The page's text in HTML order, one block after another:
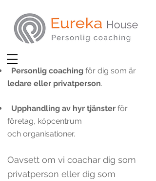
.
Personlig coaching för dig som är
ledare eller privatperson.
Upphandling av hyr tjänster för
företag, köpcentrum
och organisationer.
Oavsett om vi coachar dig som
privatperson eller dig som